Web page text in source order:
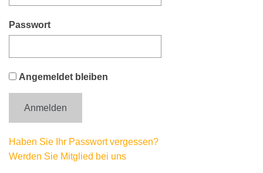
Passwort
Angemeldet bleiben
Haben Sie Ihr Passwort vergessen?
Werden Sie Mitglied bei uns